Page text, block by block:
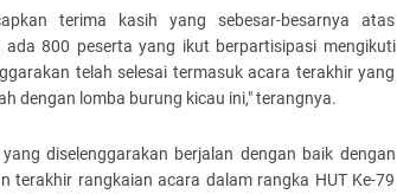
terima kasih yang sebesar-besarnya atas
800 peserta yang ikut berpartisipasi mengikuti
telah selesai termasuk acara terakhir yang
dengan lomba burung kicau ini," terangnya.
diselenggarakan berjalan dengan baik dengan
terakhir rangkaian acara dalam rangka HUT Ke-79